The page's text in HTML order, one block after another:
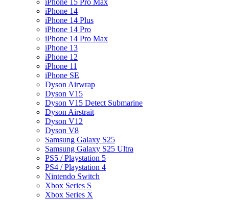
iPhone 15 Pro Max
iPhone 14
iPhone 14 Plus
iPhone 14 Pro
iPhone 14 Pro Max
iPhone 13
iPhone 12
iPhone 11
iPhone SE
Dyson Airwrap
Dyson V15
Dyson V15 Detect Submarine
Dyson Airstrait
Dyson V12
Dyson V8
Samsung Galaxy S25
Samsung Galaxy S25 Ultra
PS5 / Playstation 5
PS4 / Playstation 4
Nintendo Switch
Xbox Series S
Xbox Series X